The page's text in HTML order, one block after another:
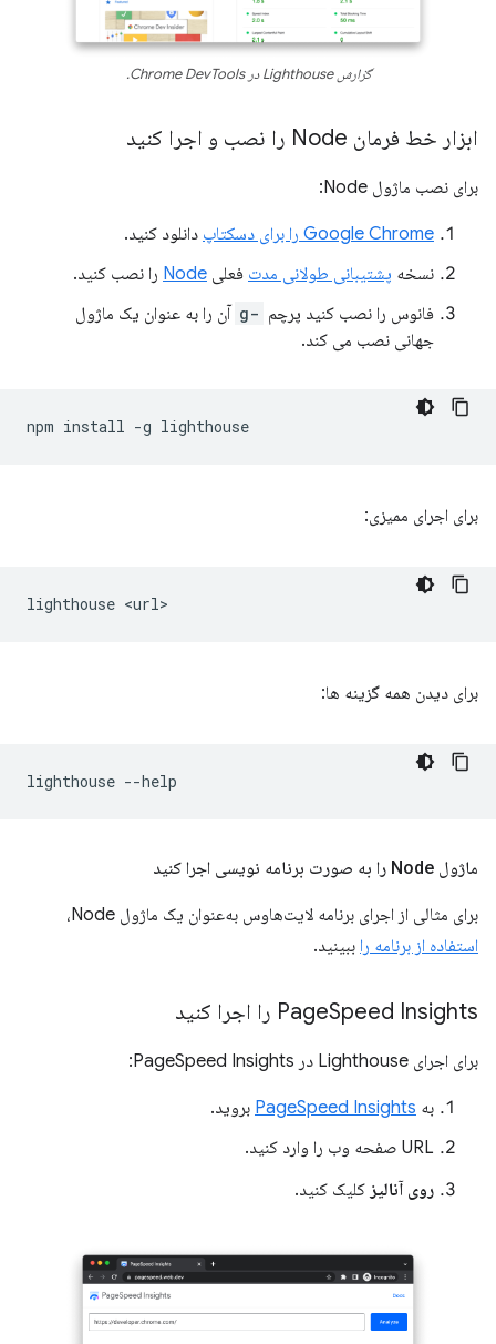
گزارش Lighthouse در Chrome DevTools.
ابزار خط فرمان Node را نصب و اجرا کنید
برای نصب ماژول Node:
Google Chrome را برای دسکتاپ
دانلود کنید.
نسخه پشتیبانی طولانی مدت فعلی Node را نصب کنید.
فانوس را نصب کنید پرچم -g
آن را به عنوان یک ماژول
جهانی نصب می کند.
npm install -g
برای اجرای ممیزی:
lighthouse
برای دیدن همه گزینه ها:
lighthouse
ماژول Node را به صورت برنامه نویسی اجرا کنید
برای مثالی از اجرای برنامه لایت‌هاوس به‌عنوان یک ماژول Node،
استفاده از برنامه را ببینید.
PageSpeed ​​Insights را اجرا کنید
برای اجرای Lighthouse در PageSpeed ​​Insights:
به PageSpeed ​​Insights بروید.
URL صفحه وب را وارد کنید.
روی آنالیز کلیک کنید.